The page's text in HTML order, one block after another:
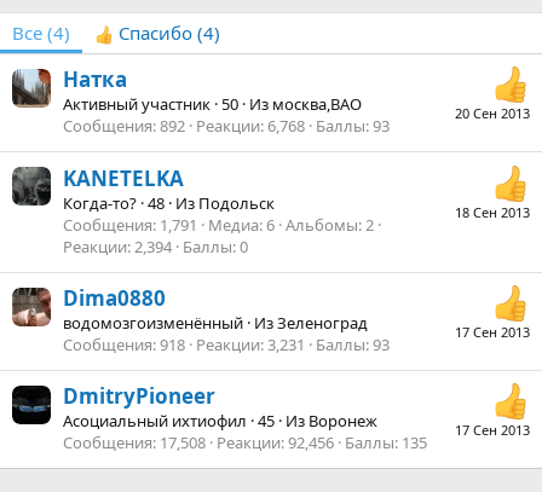
Все (4) Спасибо (4)
20 Сен 2013
Натка
Активный участник ·50 · Из москва,ВАО
Сообщения 892 Реакции 6,768 Баллы 93
18 Сен 2013
KANETELKA
Когда-то? ·48 · Из Подольск
Сообщения 1,791 Медиа 6 Альбомы 2
Реакции 2,394 Баллы 0
17 Сен 2013
Dima0880
водомозгоизменённый · ИзЗеленоград
Сообщения 918 Реакции 3,231 Баллы 93
17 Сен 2013
DmitryPioneer
Асоциальный ихтиофил ·45 · Из Воронеж
Сообщения 17,508 Реакции 92,456 Баллы 135